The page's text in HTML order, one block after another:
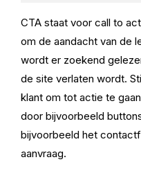
CTA staat voor call to
om de aandacht van de
wordt er zoekend
de site verlaten wordt.
klant om tot actie te
door bijvoorbeeld
bijvoorbeeld het
aanvraag.